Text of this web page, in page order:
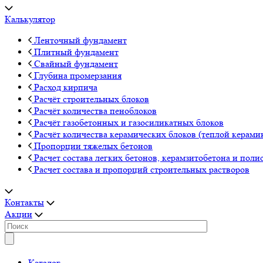
Калькулятор
Ленточный фундамент
Плитный фундамент
Свайный фундамент
Глубина промерзания
Расход кирпича
Расчёт строительных блоков
Расчёт количества пеноблоков
Расчёт газобетонных и газосиликатных блоков
Расчёт количества керамических блоков (теплой
Пропорции тяжелых бетонов
Расчет состава легких бетонов, керамзитобетона и
Расчет состава и пропорций строительных растворов
Контакты
Акции